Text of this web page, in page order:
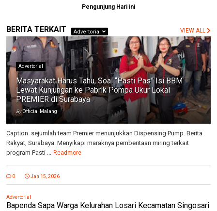
Pengunjung Hari ini
BERITA TERKAIT Advertorial VIEW ALL
Advertorial
Masyarakat Harus Tahu, Soal “Pasti Pas” Isi BBM
Lewat Kunjungan ke Pabrik Pompa Ukur Lokal
PREMIER di Surabaya
ByOfficial Malang
Caption. sejumlah team Premier menunjukkan Dispensing Pump. Berita
Rakyat, Surabaya. Menyikapi maraknya pemberitaan miring terkait
program Pasti ... Readmore
0 Jan 15, 2026
Advertorial
Bapenda Sapa Warga Kelurahan Losari Kecamatan Singosari